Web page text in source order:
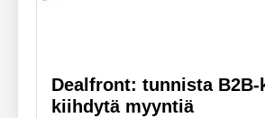
Dealfront: tunnista
kiihdytä myyntiä